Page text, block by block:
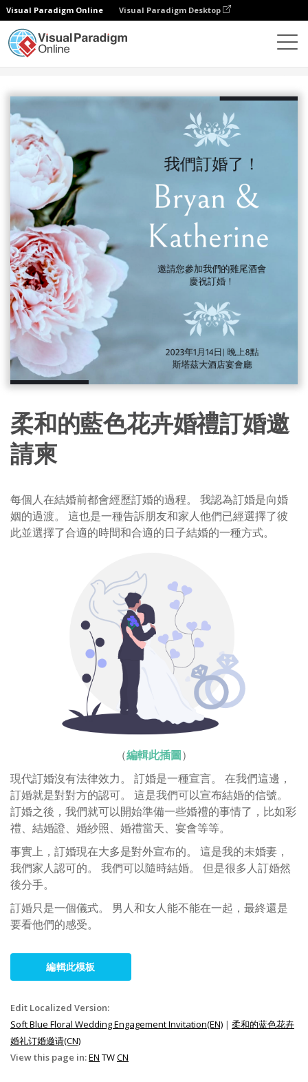
Visual Paradigm Online Visual Paradigm Desktop
柔和的藍色花卉婚禮訂婚邀
請柬
每個人在結婚前都會經歷訂婚的過程。 我認為訂婚是向婚
姻的過渡。 這也是一種告訴朋友和家人他們已經選擇了彼
此並選擇了合適的時間和合適的日子結婚的一種方式。
（編輯此插圖）
現代訂婚沒有法律效力。 訂婚是一種宣言。 在我們這邊，
訂婚就是對對方的認可。 這是我們可以宣布結婚的信號。
訂婚之後，我們就可以開始準備一些婚禮的事情了，比如彩
禮、結婚證、婚紗照、婚禮當天、宴會等等。
事實上，訂婚現在大多是對外宣布的。 這是我的未婚妻，
我們家人認可的。 我們可以隨時結婚。 但是很多人訂婚然
後分手。
訂婚只是一個儀式。 男人和女人能不能在一起，最終還是
要看他們的感受。
編輯此模板
Edit Localized Version:
Soft Blue Floral Wedding Engagement Invitation(EN) | 柔和的蓝色花卉
婚礼订婚邀请(CN)
View this page in:EN TWCN